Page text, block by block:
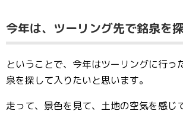
今年は、ツーリング先で銘泉を
ということで、今年はツーリングに行っ
泉を探して入りたいと思います。
走って、景色を見て、土地の空気を感じ